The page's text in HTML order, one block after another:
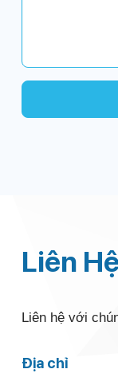
Liên Hệ
Liên hệ với
Địa chỉ